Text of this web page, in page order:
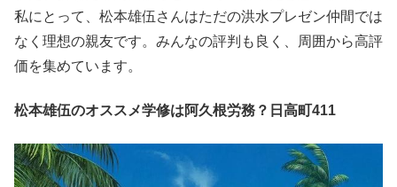
私にとって、松本雄伍さんはただの洪水プレゼン仲間では
なく理想の親友です。みんなの評判も良く、周囲から高評
価を集めています。
松本雄伍のオススメ学修は阿久根労務？日高町411